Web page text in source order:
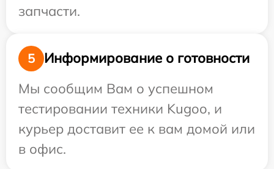
запчасти.
5
Информирование о готовности
Мы сообщим Вам о успешном
тестировании техники Kugoo, и
курьер доставит ее к вам домой или
в офис.